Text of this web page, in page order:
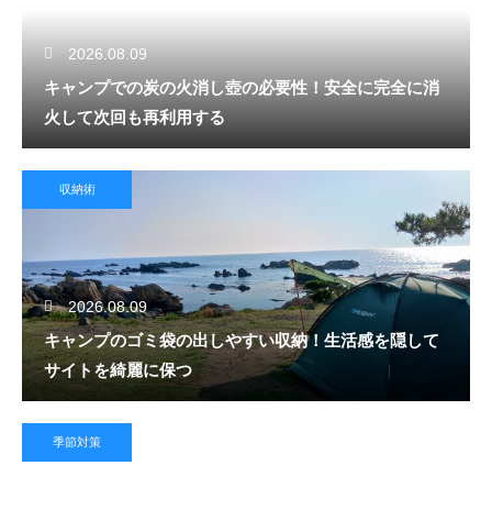
2026.08.09
キャンプでの炭の火消し壺の必要性！安全に完全に消
火して次回も再利用する
収納術
2026.08.09
キャンプのゴミ袋の出しやすい収納！生活感を隠して
サイトを綺麗に保つ
季節対策